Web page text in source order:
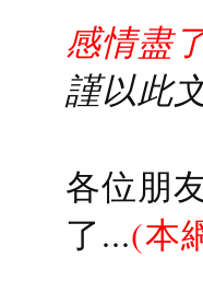
感情盡
謹以此
各位朋
了...(本